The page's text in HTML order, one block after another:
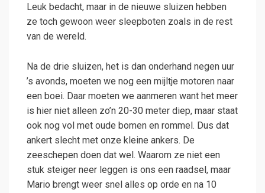
Leuk bedacht, maar in de nieuwe sluizen hebben
ze toch gewoon weer sleepboten zoals in de rest
van de wereld.
Na de drie sluizen, het is dan onderhand negen uur
’s avonds, moeten we nog een mijltje motoren naar
een boei. Daar moeten we aanmeren want het meer
is hier niet alleen zo’n 20-30 meter diep, maar staat
ook nog vol met oude bomen en rommel. Dus dat
ankert slecht met onze kleine ankers. De
zeeschepen doen dat wel. Waarom ze niet een
stuk steiger neer leggen is ons een raadsel, maar
Mario brengt weer snel alles op orde en na 10